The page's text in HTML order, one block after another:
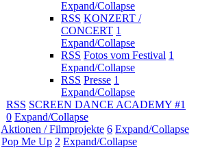
Expand/Collapse
RSS KONZERT /
CONCERT 1
Expand/Collapse
RSS Fotos vom Festival 1
Expand/Collapse
RSS Presse 1
Expand/Collapse
RSS SCREEN DANCE ACADEMY #1
0 Expand/Collapse
Aktionen / Filmprojekte 6 Expand/Collapse
Pop Me Up 2 Expand/Collapse